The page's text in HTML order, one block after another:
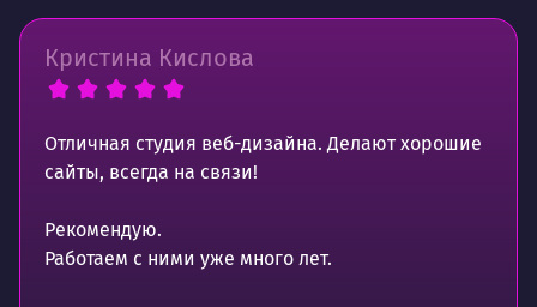
Кристина Кислова
Отличная студия веб-дизайна. Делают хорошие
сайты, всегда на связи!
Рекомендую.
Работаем с ними уже много лет.